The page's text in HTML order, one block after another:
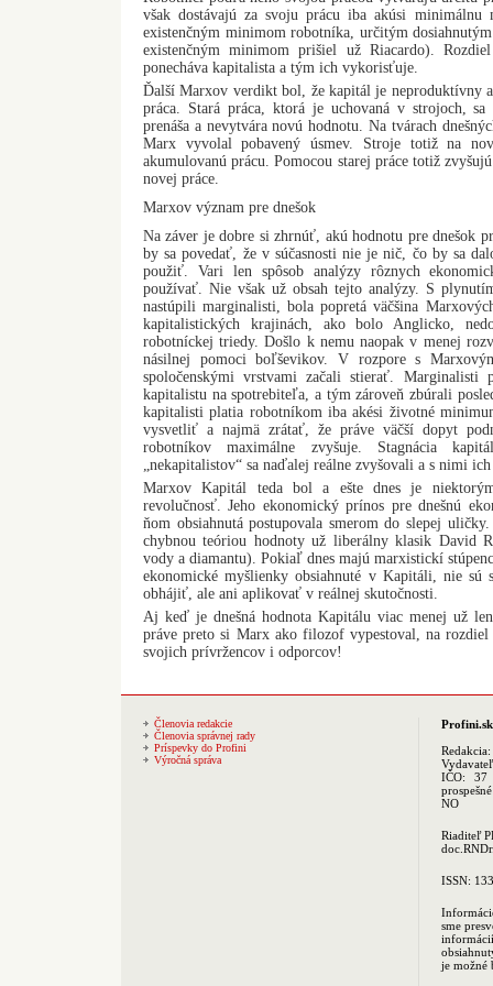
však dostávajú za svoju prácu iba akúsi minimálnu
existenčným minimom robotníka, určitým
existenčným minimom prišiel už Riacardo).
ponecháva kapitalista a tým ich vykorisťuje.
Ďalší Marxov verdikt bol, že kapitál je neproduktívny
práca. Stará práca, ktorá je uchovaná v strojoch,
prenáša a nevytvára novú hodnotu. Na tvárach
Marx vyvolal pobavený úsmev. Stroje totiž na
akumulovanú prácu. Pomocou starej práce totiž
novej práce.
Marxov význam pre dnešok
Na záver je dobre si zhrnúť, akú hodnotu pre dnešok
by sa povedať, že v súčasnosti nie je nič, čo by sa
použiť. Vari len spôsob analýzy rôznych
používať. Nie však už obsah tejto analýzy. S
nastúpili marginalisti, bola popretá väčšina
kapitalistických krajinách, ako bolo Anglicko,
robotníckej triedy. Došlo k nemu naopak v menej
násilnej pomoci boľševikov. V rozpore s
spoločenskými vrstvami začali stierať. Marginalisti
kapitalistu na spotrebiteľa, a tým zároveň zbúrali
kapitalisti platia robotníkom iba akési životné
vysvetliť a najmä zrátať, že práve väčší dopyt
robotníkov maximálne zvyšuje. Stagnácia
„nekapitalistov“ sa naďalej reálne zvyšovali a s nimi
Marxov Kapitál teda bol a ešte dnes je
revolučnosť. Jeho ekonomický prínos pre dnešnú
ňom obsiahnutá postupovala smerom do slepej
chybnou teóriou hodnoty už liberálny klasik David
vody a diamantu). Pokiaľ dnes majú marxistickí
ekonomické myšlienky obsiahnuté v Kapitáli, nie sú
obhájiť, ale ani aplikovať v reálnej skutočnosti.
Aj keď je dnešná hodnota Kapitálu viac menej už
práve preto si Marx ako filozof vypestoval, na rozdiel
svojich prívržencov i odporcov!
Členovia redakcie
Členovia správnej rady
Príspevky do Profini
Výročná správa
Profini.sk
Redakcia:
IČO: 37
NO
Riaditeľ
ISSN:
sme
je možné